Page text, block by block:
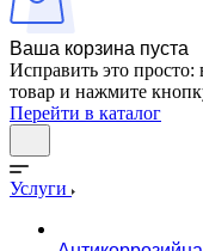
Ваша корзина пуста
Исправить это
товар и нажмите
Перейти в каталог
Услуги